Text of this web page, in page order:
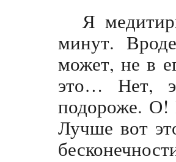
Я
минут.
может, не в
это… Нет,
подороже. О!
Лучше вот